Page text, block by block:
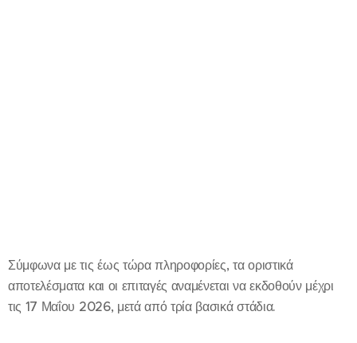
Σύμφωνα με τις έως τώρα πληροφορίες, τα οριστικά
αποτελέσματα και οι επιταγές αναμένεται να εκδοθούν μέχρι
τις 17 Μαΐου 2026, μετά από τρία βασικά στάδια.